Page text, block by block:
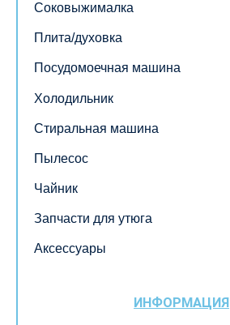
Соковыжималка
Плита/духовка
Посудомоечная машина
Холодильник
Стиральная машина
Пылесос
Чайник
Запчасти для утюга
Аксессуары
ИНФОРМАЦИЯ